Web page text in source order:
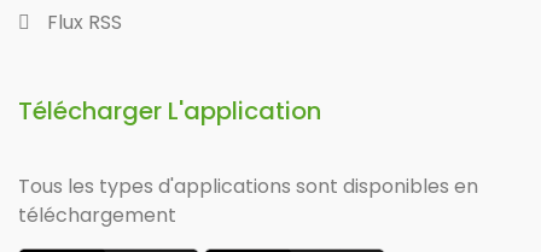
Flux RSS
Télécharger L'application
Tous les types d'applications sont disponibles en
téléchargement